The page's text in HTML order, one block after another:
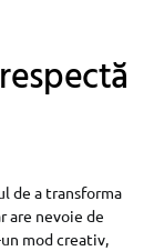
de a transforma
are nevoie de
mod creativ,